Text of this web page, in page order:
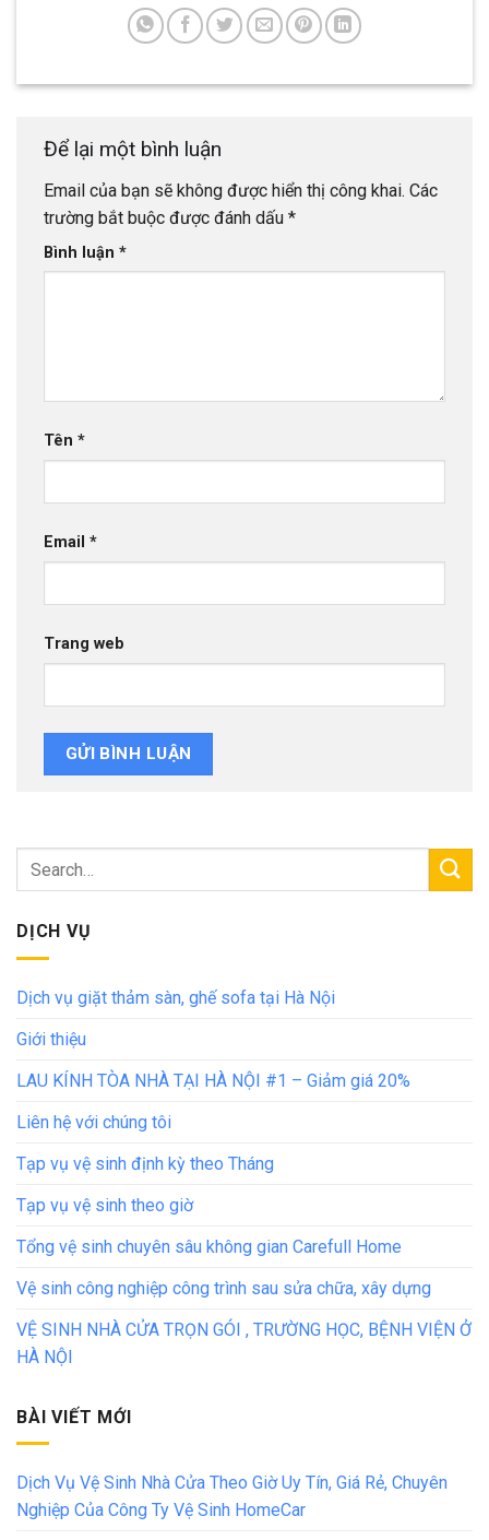
Để lại một bình luận
Email của bạn sẽ không được hiển thị công khai. Các
trường bắt buộc được đánh dấu *
Bình luận *
Tên *
Email *
Trang web
DỊCH VỤ
Dịch vụ giặt thảm sàn, ghế sofa tại Hà Nội
Giới thiệu
LAU KÍNH TÒA NHÀ TẠI HÀ NỘI #1 – Giảm giá 20%
Liên hệ với chúng tôi
Tạp vụ vệ sinh định kỳ theo Tháng
Tạp vụ vệ sinh theo giờ
Tổng vệ sinh chuyên sâu không gian Carefull Home
Vệ sinh công nghiệp công trình sau sửa chữa, xây dựng
VỆ SINH NHÀ CỬA TRỌN GÓI , TRƯỜNG HỌC, BỆNH VIỆN Ở
HÀ NỘI
BÀI VIẾT MỚI
Dịch Vụ Vệ Sinh Nhà Cửa Theo Giờ Uy Tín, Giá Rẻ, Chuyên
Nghiệp Của Công Ty Vệ Sinh HomeCar